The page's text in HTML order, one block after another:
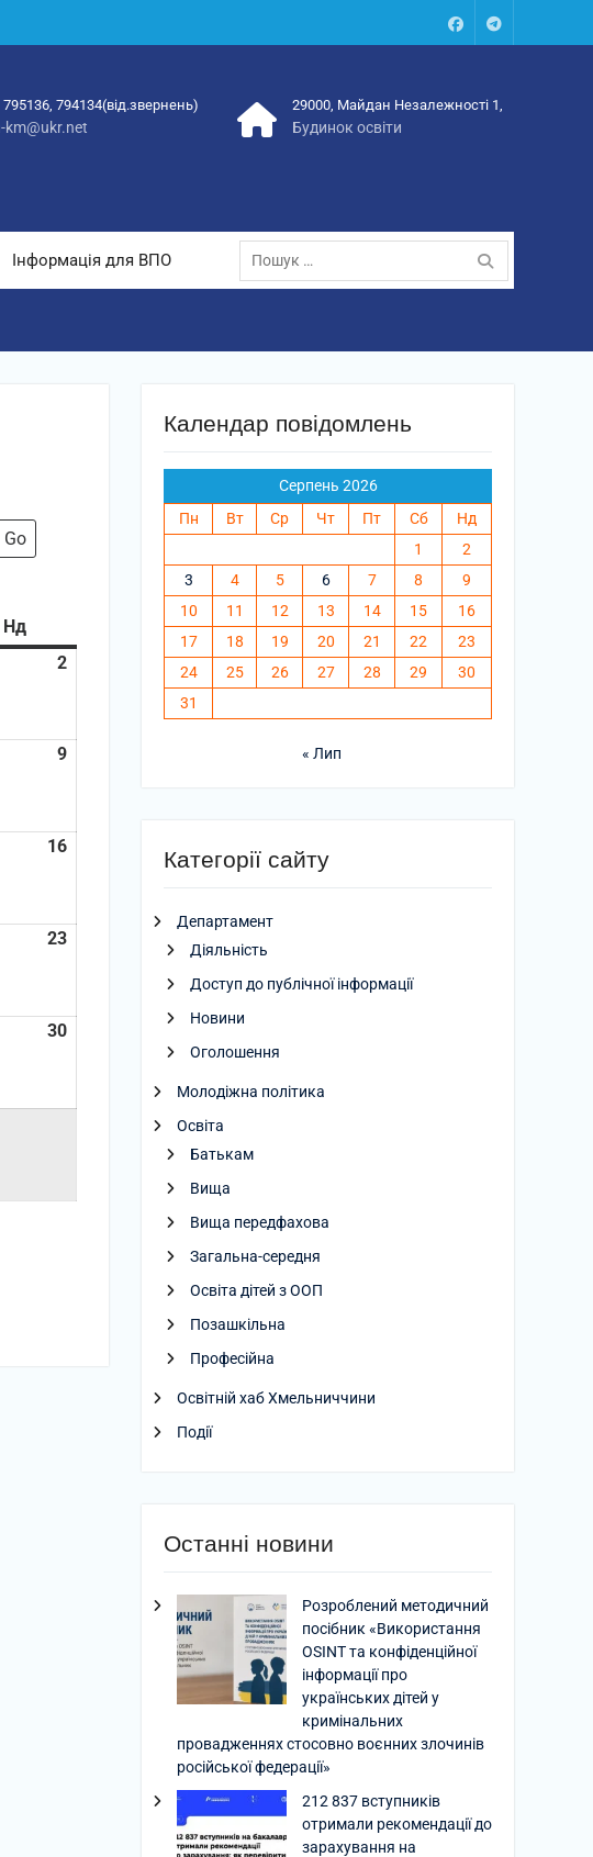
FacebookTalegram
794134(від.звернень)
km@ukr.net
29000, Майдан Незалежності 1,
Будинок освіти
Інформація для ВПО
Пошук:
Нд
2
9
16
23
30
Календар повідомлень
Серпень 2026
Пн
Вт Ср Чт Пт Сб
Нд
1
2
3
4 5 6 7 8
9
10
11 12 13 14 15
16
17
18 19 20 21 22
23
24
25 26 27 28 29
30
31
« Лип
Категорії сайту
Департамент
Діяльність
Доступ до публічної інформації
Новини
Оголошення
Молодіжна політика
Освіта
Батькам
Вища
Вища передфахова
Загальна-середня
Освіта дітей з ООП
Позашкільна
Професійна
Освітній хаб Хмельниччини
Події
Останні новини
Розроблений методичний
посібник «Використання
OSINT та конфіденційної
інформації про
українських дітей у
кримінальних
провадженнях стосовно воєнних злочинів
російської федерації»
212 837 вступників
отримали рекомендації до
зарахування на